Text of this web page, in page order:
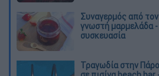
Συναγερμός από
γνωστή μαρμελάδα
συσκευασία
Τραγωδία στην